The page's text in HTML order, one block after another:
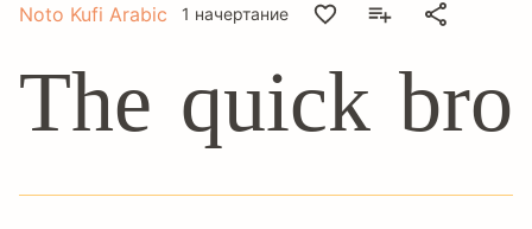
Noto Kufi Arabic 1 начертание
The quick